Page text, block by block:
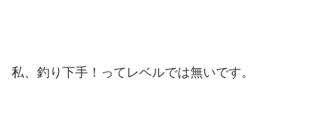
私、釣り下手！ってレベルでは無いです。